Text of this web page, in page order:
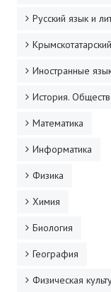
Русский язык и
Иностранные
История.
Математика
Информатика
Физика
Химия
Биология
География
Физическая